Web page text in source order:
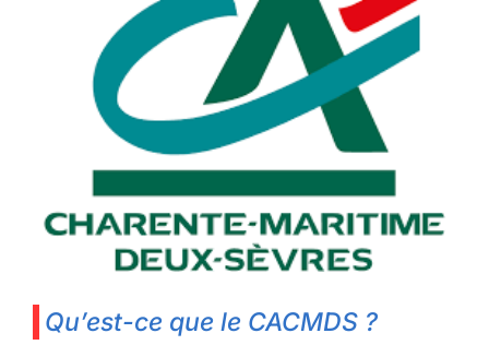
Qu’est-ce que le CACMDS ?